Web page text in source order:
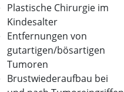
Plastische Chirurgie im
Kindesalter
Entfernungen von
gutartigen/bösartigen
Tumoren
Brustwiederaufbau bei